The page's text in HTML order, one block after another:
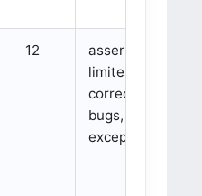
12
assertions, cas
limites,
correction de
bugs,
exceptions